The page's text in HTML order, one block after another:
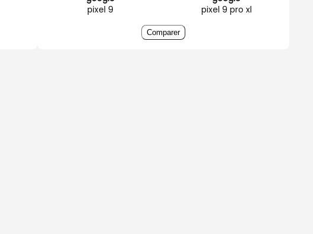
pixel 9
pixel 9 pro xl
Comparer